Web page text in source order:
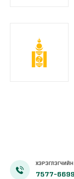
ХЭРЭГЛЭГЧИЙН
7577-6699